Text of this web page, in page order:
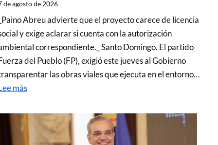
de agosto de 2026
Abreu advierte que el proyecto carece de licencia
y exige aclarar si cuenta con la autorización
correspondiente._ Santo Domingo. El partido
del Pueblo (FP), exigió este jueves al Gobierno
las obras viales que ejecuta en el entorno…
más